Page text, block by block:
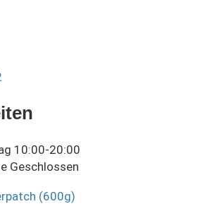
10:00-20:00
Geschlossen